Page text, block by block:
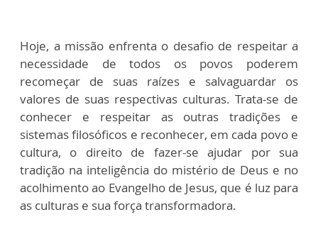
Hoje, a missão enfrenta o desafio de respeitar a
necessidade de todos os povos poderem
recomeçar de suas raízes e salvaguardar os
valores de suas respectivas culturas. Trata-se de
conhecer e respeitar as outras tradições e
sistemas filosóficos e reconhecer, em cada povo e
cultura, o direito de fazer-se ajudar por sua
tradição na inteligência do mistério de Deus e no
acolhimento ao Evangelho de Jesus, que é luz para
as culturas e sua força transformadora.